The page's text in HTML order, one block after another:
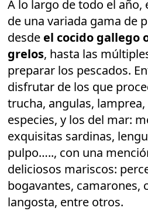
A lo largo de todo el
de una variada gama de
desde el cocido gallego
grelos, hasta las
preparar los pescados.
disfrutar de los que
trucha, angulas,
especies, y los del mar:
exquisitas sardinas,
pulpo….., con una
deliciosos mariscos:
bogavantes, camarones,
langosta, entre otros.